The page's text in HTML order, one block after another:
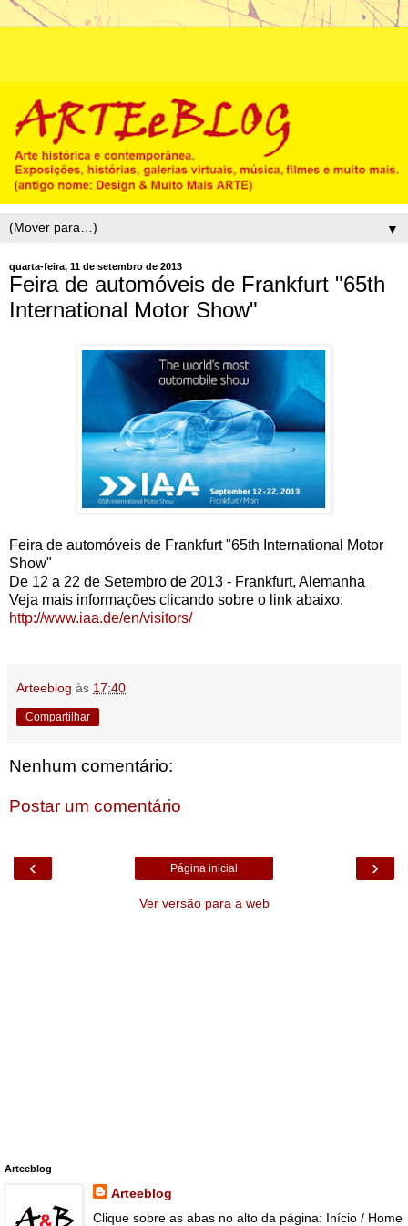
▼
quarta-feira, 11 de setembro de 2013
Feira de automóveis de Frankfurt "65th
International Motor Show"
Feira de automóveis de Frankfurt "65th International Motor
Show"
De 12 a 22 de Setembro de 2013 - Frankfurt, Alemanha
Veja mais informações clicando sobre o link abaixo:
http://www.iaa.de/en/visitors/
Arteeblog às 17:40
Compartilhar
Nenhum comentário:
Postar um comentário
‹ ›
Página inicial
Ver versão para a web
Arteeblog
Arteeblog
Clique sobre as abas no alto da página: Início / Home